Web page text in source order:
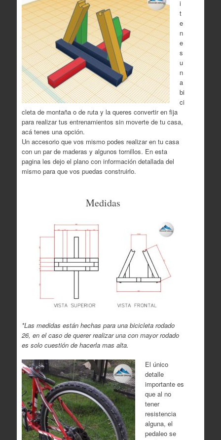
i
t
e
n
e
s
u
n
a
bi
ci
cleta de montaña o de ruta y la queres convertir en fija
para realizar tus entrenamientos sin moverte de tu casa,
acá tenes una opción.
Un accesorio que vos mismo podes realizar en tu casa
con un par de maderas y algunos tornillos. En esta
pagina les dejo el plano con información detallada del
mismo para que vos puedas construirlo.
Medidas
*Las medidas están hechas para una bicicleta rodado
26, en el caso de querer realizar una con mayor rodado
es solo cuestión de hacerla mas alta.
El único
detalle
importante es
que al no
tener
resistencia
alguna, el
pedaleo se